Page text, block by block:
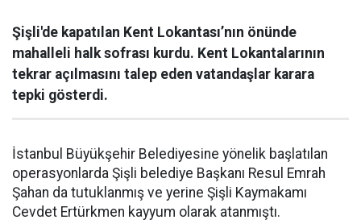
Şişli'de kapatılan Kent Lokantası’nın önünde
mahalleli halk sofrası kurdu. Kent Lokantalarının
tekrar açılmasını talep eden vatandaşlar karara
tepki gösterdi.
İstanbul Büyükşehir Belediyesine yönelik başlatılan
operasyonlarda Şişli belediye Başkanı Resul Emrah
Şahan da tutuklanmış ve yerine Şişli Kaymakamı
Cevdet Ertürkmen kayyum olarak atanmıştı.